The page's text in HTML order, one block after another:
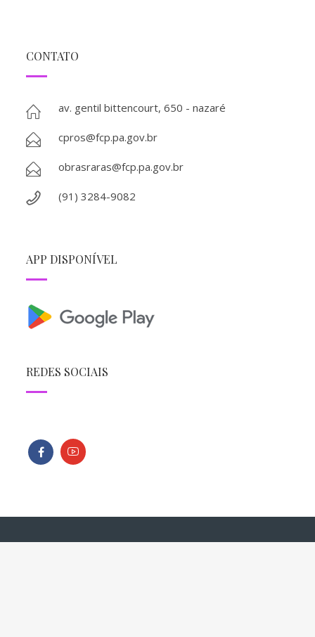
CONTATO
av. gentil bittencourt, 650 - nazaré
cpros@fcp.pa.gov.br
obrasraras@fcp.pa.gov.br
(91) 3284-9082
APP DISPONÍVEL
REDES SOCIAIS